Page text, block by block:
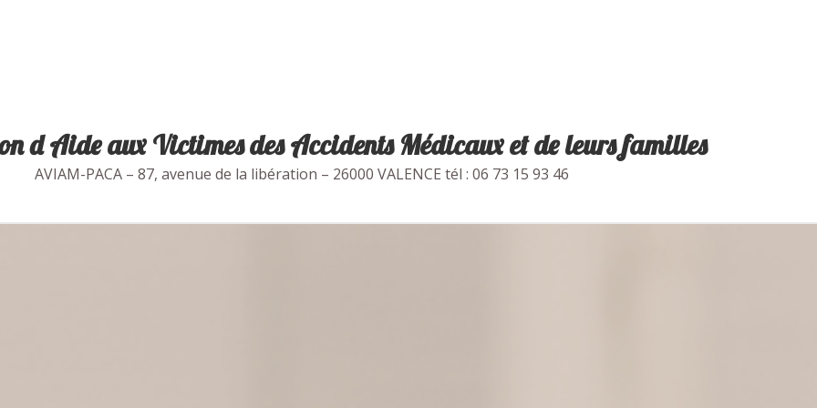
d Aide aux Victimes des Accidents Médicaux et de leurs familles
AVIAM-PACA – 87, avenue de la libération – 26000 VALENCE tél : 06 73 15 93 46